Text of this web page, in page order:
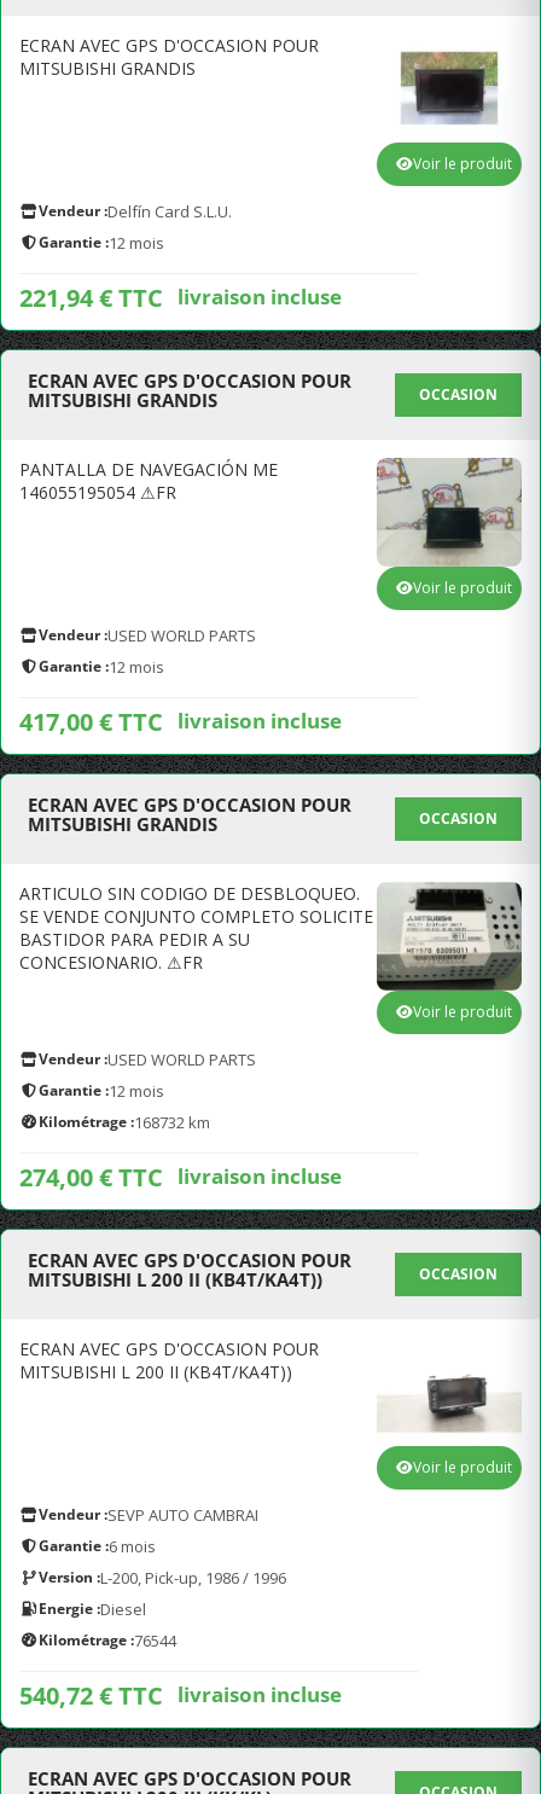
ECRAN AVEC GPS D'OCCASION POUR
MITSUBISHI GRANDIS
Vendeur :Delfín Card S.L.U.
Garantie :12 mois
221,94 € TTC livraison incluse
Voir le produit
ECRAN AVEC GPS D'OCCASION POUR
MITSUBISHI GRANDIS
OCCASION
PANTALLA DE NAVEGACIÓN ME
146055195054 ⚠FR
Vendeur :USED WORLD PARTS
Garantie :12 mois
417,00 € TTC livraison incluse
Voir le produit
ECRAN AVEC GPS D'OCCASION POUR
MITSUBISHI GRANDIS
OCCASION
ARTICULO SIN CODIGO DE DESBLOQUEO.
SE VENDE CONJUNTO COMPLETO SOLICITE
BASTIDOR PARA PEDIR A SU
CONCESIONARIO. ⚠FR
Vendeur :USED WORLD PARTS
Garantie :12 mois
Kilométrage :168732 km
274,00 € TTC livraison incluse
Voir le produit
ECRAN AVEC GPS D'OCCASION POUR
MITSUBISHI L 200 II (KB4T/KA4T))
OCCASION
ECRAN AVEC GPS D'OCCASION POUR
MITSUBISHI L 200 II (KB4T/KA4T))
Vendeur :SEVP AUTO CAMBRAI
Garantie :6 mois
Version :L-200, Pick-up, 1986 / 1996
Energie :Diesel
Kilométrage :76544
540,72 € TTC livraison incluse
Voir le produit
ECRAN AVEC GPS D'OCCASION POUR